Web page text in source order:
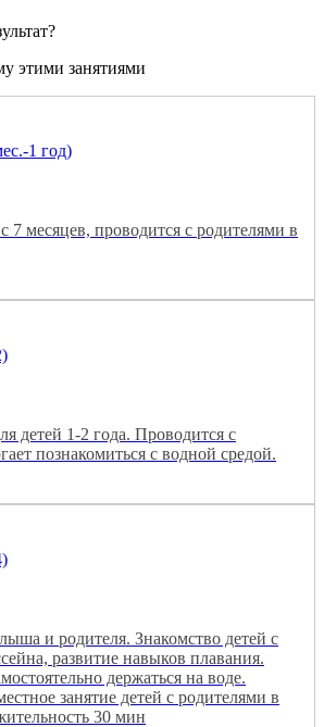
этими занятиями
1 год)
7 месяцев, проводится с родителями в
детей 1-2 года. Проводится с
познакомиться с водной средой.
и родителя. Знакомство детей с
развитие навыков плавания.
держаться на воде.
занятие детей с родителями в
30 мин